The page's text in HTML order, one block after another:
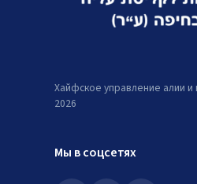
Хайфское управление алии и
2026
Мы в соцсетях